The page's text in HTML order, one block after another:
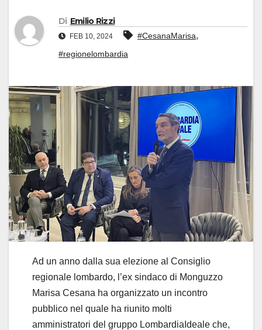
Di Emilio Rizzi
FEB 10, 2024 #CesanaMarisa,
#regionelombardia
Ad un anno dalla sua elezione al Consiglio
regionale lombardo, l’ex sindaco di Monguzzo
Marisa Cesana ha organizzato un incontro
pubblico nel quale ha riunito molti
amministratori del gruppo LombardiaIdeale che,